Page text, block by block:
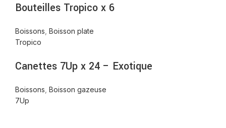
Bouteilles Tropico x 6
Boissons Boisson plate
Tropico
Canettes 7Up x 24 – Exotique
Boissons Boisson gazeuse
7Up